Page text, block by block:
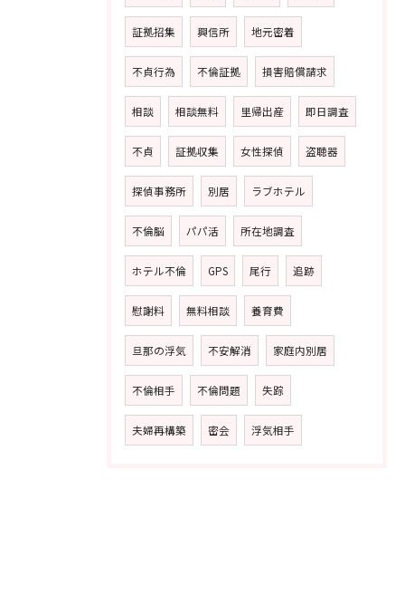
証拠招集 興信所 地元密着
不貞行為 不倫証拠 損害賠償請求
相談 相談無料 里帰出産 即日調査
不貞 証拠収集 女性探偵 盗聴器
探偵事務所 別居 ラブホテル
不倫脳 パパ活 所在地調査
ホテル不倫 GPS 尾行 追跡
慰謝料 無料相談 養育費
旦那の浮気 不安解消 家庭内別居
不倫相手 不倫問題 失踪
夫婦再構築 密会 浮気相手